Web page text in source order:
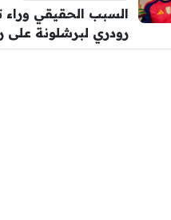
السبب الحقيقي
رودري لبرشلونة على